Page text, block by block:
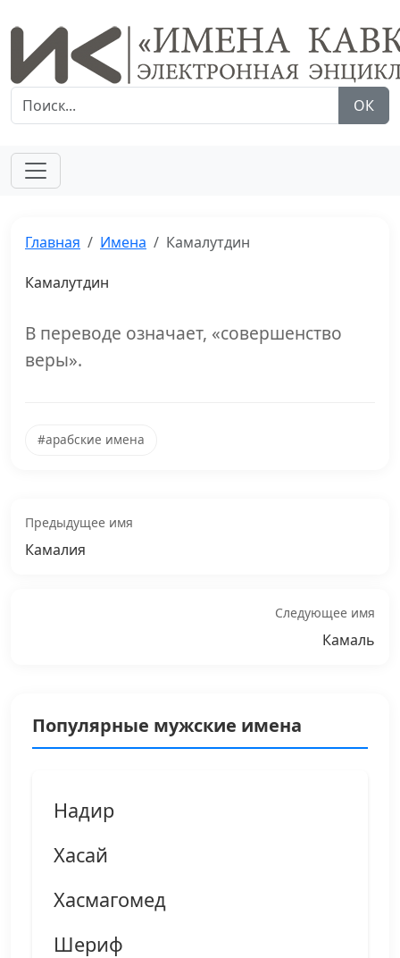
ОК
Главная Имена Камалутдин
Камалутдин
В переводе означает, «совершенство
веры».
#арабские имена
Предыдущее имя
Камалия
Следующее имя
Камаль
Популярные мужские имена
Надир
Хасай
Хасмагомед
Шериф